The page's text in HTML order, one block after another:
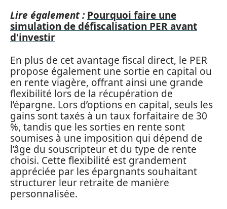
Lire également : Pourquoi faire une
simulation de défiscalisation PER avant
d'investir
En plus de cet avantage fiscal direct, le PER
propose également une sortie en capital ou
en rente viagère, offrant ainsi une grande
flexibilité lors de la récupération de
l’épargne. Lors d’options en capital, seuls les
gains sont taxés à un taux forfaitaire de 30
%, tandis que les sorties en rente sont
soumises à une imposition qui dépend de
l’âge du souscripteur et du type de rente
choisi. Cette flexibilité est grandement
appréciée par les épargnants souhaitant
structurer leur retraite de manière
personnalisée.